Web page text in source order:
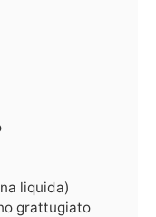
liquida)
grattugiato